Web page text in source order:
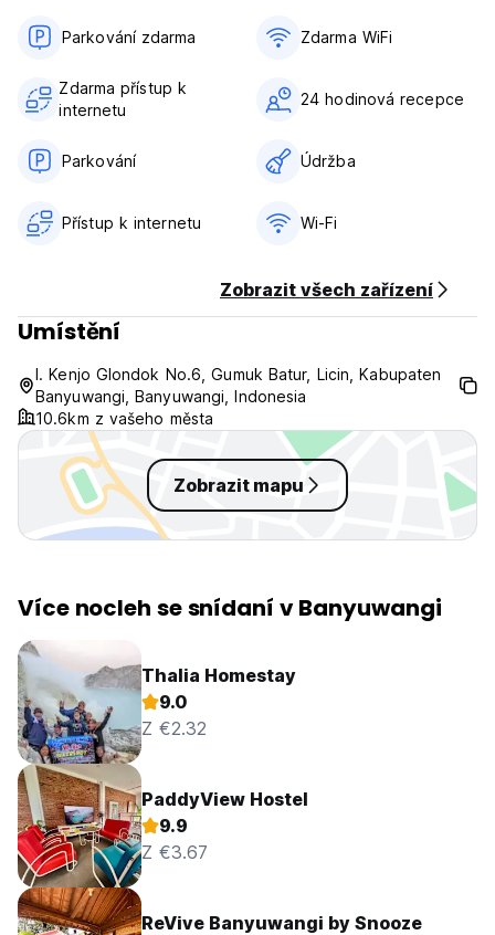
Parkování zdarma Zdarma WiFi
Zdarma přístup k
internetu
24 hodinová recepce
Parkování Údržba
Přístup k internetu Wi-Fi
Zobrazit všech zařízení
Umístění
l. Kenjo Glondok No.6, Gumuk Batur, Licin, Kabupaten
Banyuwangi, Banyuwangi, Indonesia
10.6km z vašeho města
Zobrazit mapu
Více nocleh se snídaní v Banyuwangi
Thalia Homestay
9.0
Z €2.32
PaddyView Hostel
9.9
Z €3.67
ReVive Banyuwangi by Snooze